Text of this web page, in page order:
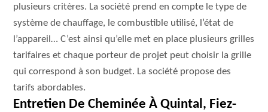
plusieurs critères. La société prend en compte le type de
système de chauffage, le combustible utilisé, l’état de
l’appareil… C’est ainsi qu’elle met en place plusieurs grilles
tarifaires et chaque porteur de projet peut choisir la grille
qui correspond à son budget. La société propose des
tarifs abordables.
Entretien De Cheminée À Quintal, Fiez-